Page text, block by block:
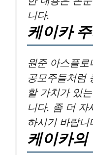
니다.
케이카
원준 아스플
공모주들처럼
할 가치가 있
니다. 좀 더 자
하시기 바랍니
케이카의